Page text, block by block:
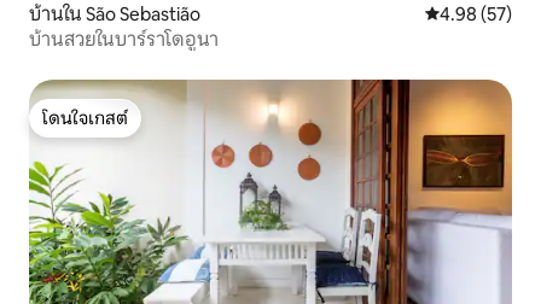
บ้านใน São Sebastião คะแนนเฉลี่ย
4.98 (57)
บ้านสวยในบาร์ราโดอูนา
โดนใจเกสต์
โดนใจเกสต์